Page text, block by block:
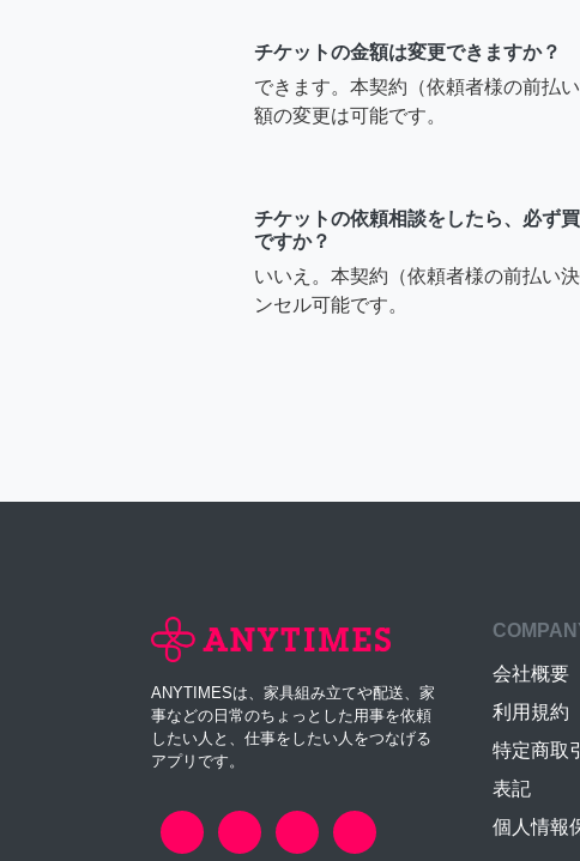
チケットの金額は変更できますか？
できます。本契約（依頼者様の前払
額の変更は可能です。
チケットの依頼相談をしたら、必ず
ですか？
いいえ。本契約（依頼者様の前払い
ンセル可能です。
ANYTIMESは、家具組み立てや配送、家
事などの日常のちょっとした用事を依頼
したい人と、仕事をしたい人をつなげる
アプリです。
会社概要
利用規約
特定商取
表記
個人情報